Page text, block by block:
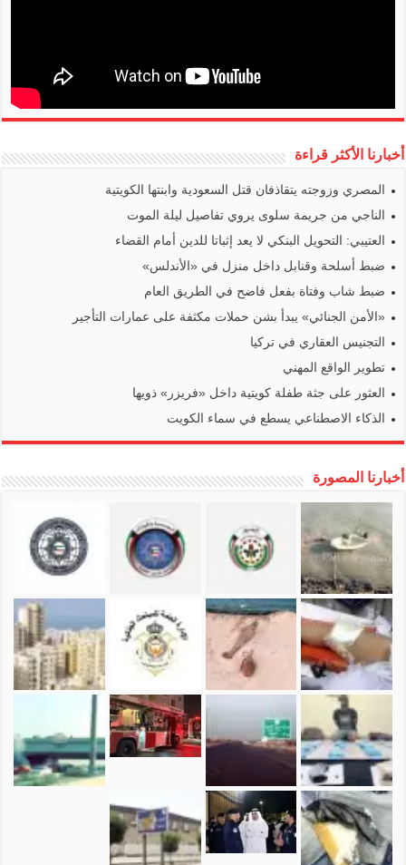
أخبارنا الأكثر قراءة
المصري وزوجته يتقاذفان قتل السعودية وابنتها الكويتية
الناجي من جريمة سلوى يروي تفاصيل ليلة الموت
العتيبي: التحويل البنكي لا يعد إثباتا للدين أمام القضاء
ضبط أسلحة وقنابل داخل منزل في «الأندلس»
ضبط شاب وفتاة بفعل فاضح في الطريق العام
«الأمن الجنائي» يبدأ بشن حملات مكثفة على عمارات التأجير
التجنيس العقاري في تركيا
تطوير الواقع المهني
العثور على جثة طفلة كويتية داخل «فريزر» ذويها
الذكاء الاصطناعي يسطع في سماء الكويت
أخبارنا المصورة